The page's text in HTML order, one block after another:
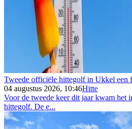
Tweede officiële hittegolf in Ukkel een
04 augustus 2026, 10:46Hitte
Voor de tweede keer dit jaar kwam het
hittegolf. De e...